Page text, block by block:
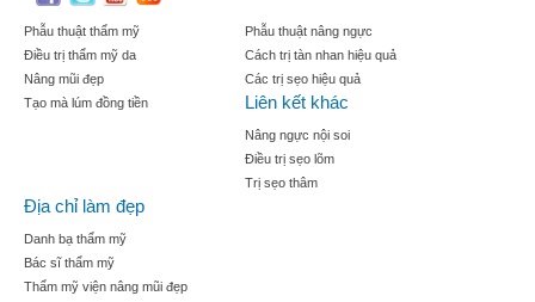
Phẫu thuật thẩm mỹ
Điều trị thẩm mỹ da
Nâng mũi đẹp
Tạo mà lúm đồng tiền
Phẫu thuật nâng ngực
Cách trị tàn nhan hiệu quả
Các trị sẹo hiệu quả
Liên kết khác
Nâng ngực nội soi
Điều trị sẹo lõm
Trị sẹo thâm
Địa chỉ làm đẹp
Danh bạ thẩm mỹ
Bác sĩ thẩm mỹ
Thẩm mỹ viện nâng mũi đẹp